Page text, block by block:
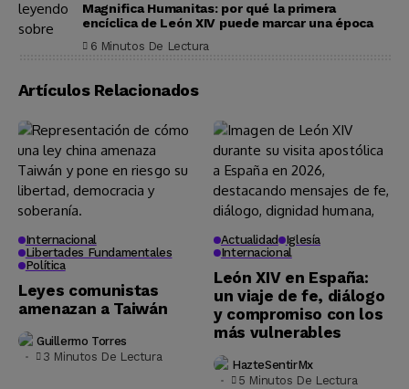
Magnifica Humanitas: por qué la primera
encíclica de León XIV puede marcar una época
6 Minutos De Lectura
Artículos Relacionados
Internacional
Libertades Fundamentales
Política
Leyes comunistas
amenazan a Taiwán
Guillermo Torres
3 Minutos De Lectura
Actualidad
Iglesía
Internacional
León XIV en España:
un viaje de fe, diálogo
y compromiso con los
más vulnerables
HazteSentirMx
5 Minutos De Lectura